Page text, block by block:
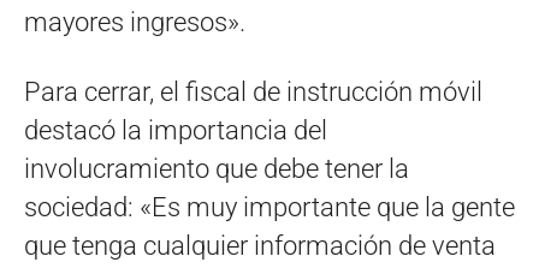
mayores ingresos».
Para cerrar, el fiscal de instrucción móvil
destacó la importancia del
involucramiento que debe tener la
sociedad: «Es muy importante que la gente
que tenga cualquier información de venta